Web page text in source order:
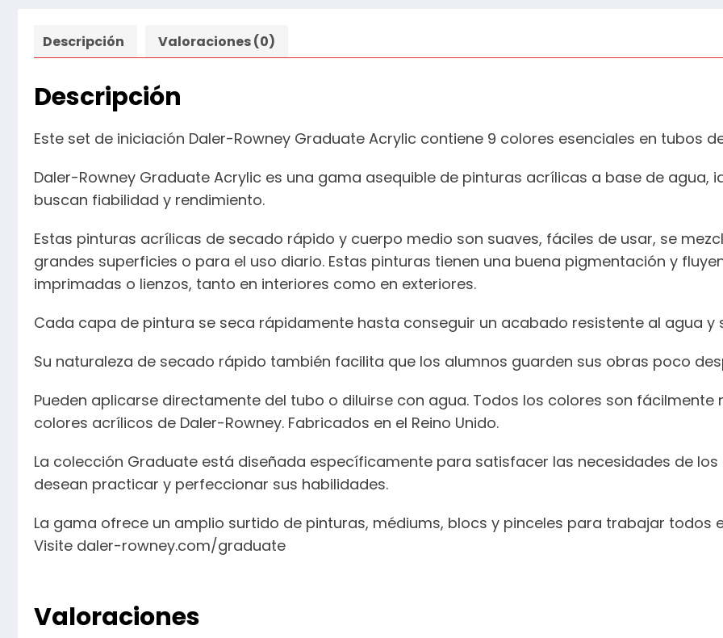
Descripción Valoraciones (0)
Descripción
Este set de iniciación Daler-Rowney Graduate Acrylic contiene 9 colores esenciales en tubos de
Daler-Rowney Graduate Acrylic es una gama asequible de pinturas acrílicas a base de agua,
buscan fiabilidad y rendimiento.
Estas pinturas acrílicas de secado rápido y cuerpo medio son suaves, fáciles de usar, se
grandes superficies o para el uso diario. Estas pinturas tienen una buena pigmentación y
imprimadas o lienzos, tanto en interiores como en exteriores.
Cada capa de pintura se seca rápidamente hasta conseguir un acabado resistente al agua y
Su naturaleza de secado rápido también facilita que los alumnos guarden sus obras poco
Pueden aplicarse directamente del tubo o diluirse con agua. Todos los colores son
colores acrílicos de Daler-Rowney. Fabricados en el Reino Unido.
La colección Graduate está diseñada específicamente para satisfacer las necesidades de
desean practicar y perfeccionar sus habilidades.
La gama ofrece un amplio surtido de pinturas, médiums, blocs y pinceles para trabajar
Visite daler-rowney.com/graduate
Valoraciones